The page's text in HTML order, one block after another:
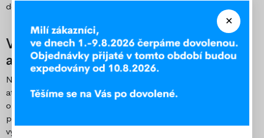
domácnost bude pohodlná a bezpečná.
Využijte výhodné množstevní slevy –
ať jste běžný zákazník nebo firma!
Nakupujte více a ušetřete! V našem e-shopu nabízíme
atraktivní množstevní slevy pro všechny – jednotlivce i
obchodní partnery. Ať už vybíráte pro domácnost, nebo
potřebujete zásobit svůj obchod či firmu, máme pro vás
výhodné ceny při větších odběrech.